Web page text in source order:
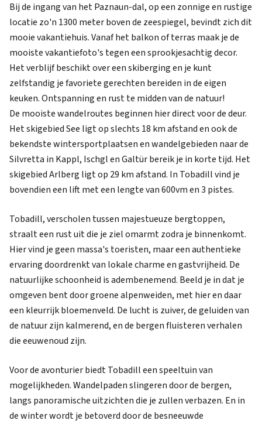
Bij de ingang van het Paznaun-dal, op een zonnige en rustige
locatie zo'n 1300 meter boven de zeespiegel, bevindt zich dit
mooie vakantiehuis. Vanaf het balkon of terras maak je de
mooiste vakantiefoto's tegen een sprookjesachtig decor.
Het verblijf beschikt over een skiberging en je kunt
zelfstandig je favoriete gerechten bereiden in de eigen
keuken. Ontspanning en rust te midden van de natuur!
De mooiste wandelroutes beginnen hier direct voor de deur.
Het skigebied See ligt op slechts 18 km afstand en ook de
bekendste wintersportplaatsen en wandelgebieden naar de
Silvretta in Kappl, Ischgl en Galtür bereik je in korte tijd. Het
skigebied Arlberg ligt op 29 km afstand. In Tobadill vind je
bovendien een lift met een lengte van 600vm en 3 pistes.
Tobadill, verscholen tussen majestueuze bergtoppen,
straalt een rust uit die je ziel omarmt zodra je binnenkomt.
Hier vind je geen massa's toeristen, maar een authentieke
ervaring doordrenkt van lokale charme en gastvrijheid. De
natuurlijke schoonheid is adembenemend. Beeld je in dat je
omgeven bent door groene alpenweiden, met hier en daar
een kleurrijk bloemenveld. De lucht is zuiver, de geluiden van
de natuur zijn kalmerend, en de bergen fluisteren verhalen
die eeuwenoud zijn.
Voor de avonturier biedt Tobadill een speeltuin van
mogelijkheden. Wandelpaden slingeren door de bergen,
langs panoramische uitzichten die je zullen verbazen. En in
de winter wordt je betoverd door de besneeuwde